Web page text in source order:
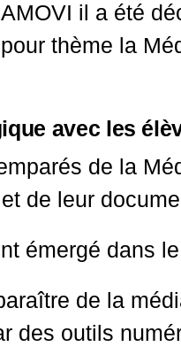
il a été
thème la
avec les
de la
de leur
émergé dans
de la
des outils